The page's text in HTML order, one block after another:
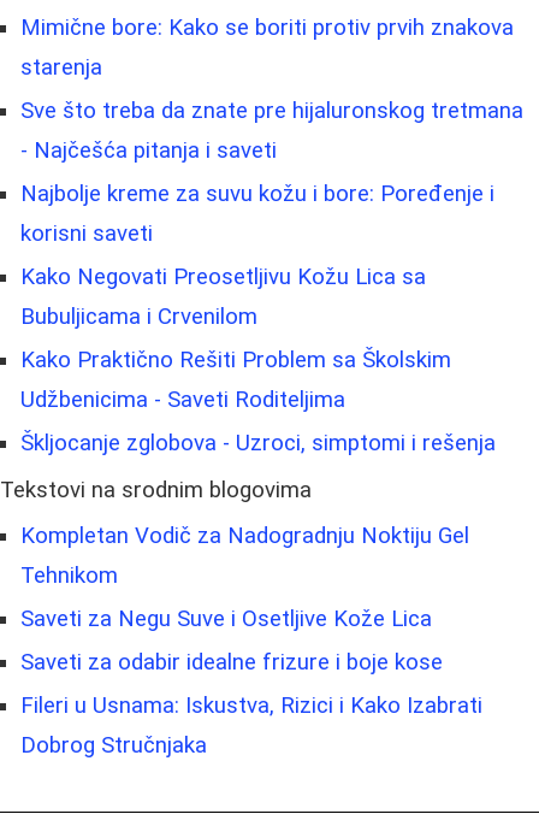
Mimične bore: Kako se boriti protiv prvih znakova
starenja
Sve što treba da znate pre hijaluronskog tretmana
- Najčešća pitanja i saveti
Najbolje kreme za suvu kožu i bore: Poređenje i
korisni saveti
Kako Negovati Preosetljivu Kožu Lica sa
Bubuljicama i Crvenilom
Kako Praktično Rešiti Problem sa Školskim
Udžbenicima - Saveti Roditeljima
Škljocanje zglobova - Uzroci, simptomi i rešenja
Tekstovi na srodnim blogovima
Kompletan Vodič za Nadogradnju Noktiju Gel
Tehnikom
Saveti za Negu Suve i Osetljive Kože Lica
Saveti za odabir idealne frizure i boje kose
Fileri u Usnama: Iskustva, Rizici i Kako Izabrati
Dobrog Stručnjaka